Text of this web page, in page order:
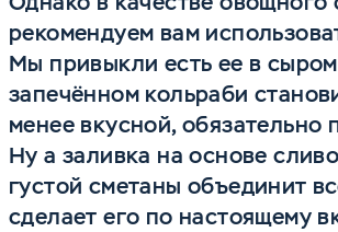
рекомендуем вам
Мы привыкли есть ее в
запечённом кольраби
менее вкусной, обязательно
Ну а заливка на основе
густой сметаны объединит
сделает его по настоящему